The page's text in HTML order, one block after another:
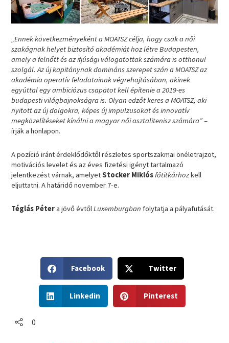
„Ennek következményeként a MOATSZ célja, hogy csak a női
szakágnak helyet biztosító akadémiát hoz létre Budapesten,
amely a felnőtt és az ifjúsági válogatottak számára is otthonul
szolgál. Az új kapitánynak domináns szerepet szán a MOATSZ az
akadémia operatív feladatainak végrehajtásában, akinek
egyúttal egy ambiciózus csapatot kell építenie a 2019-es
budapesti világbajnokságra is. Olyan edzőt keres a MOATSZ, aki
nyitott az új dolgokra, képes új impulzusokat és innovatív
megközelítéseket kínálni a magyar női asztalitenisz számára”–
írják a honlapon.
A pozíció iránt érdeklődőktől részletes sportszakmai önéletrajzot,
motivációs levelet és az éves fizetési igényt tartalmazó
jelentkezést várnak, amelyetStocker Miklósfőtitkárhozkell
eljuttatni. A határidő november 7-e.
Téglás Pétera jövő évtőlLuxemburgban folytatja a pályafutását.
h
a
r
e
Facebook
h
a
Twitter
h
a
Linkedin
h
a
Pinterest
0